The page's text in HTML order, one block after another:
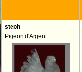
steph
Pigeon d'Argent